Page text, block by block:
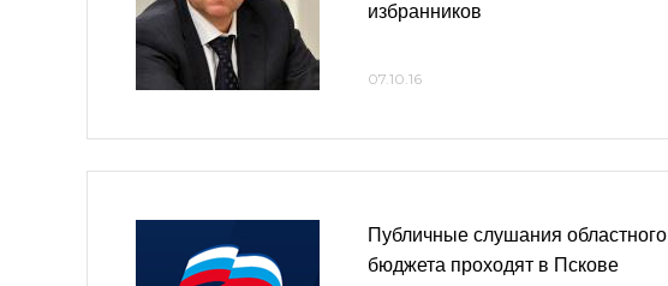
избранников
07.10.16
Публичные слушания областного
бюджета проходят в Пскове